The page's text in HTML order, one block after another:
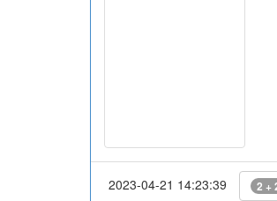
2023-04-21 14:23:39 2 +